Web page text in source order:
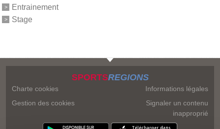
Entrainement
Stage
SPORTSREGIONS
Charte cookies
Gestion des cookies
Informations légales
Signaler un contenu
inapproprié